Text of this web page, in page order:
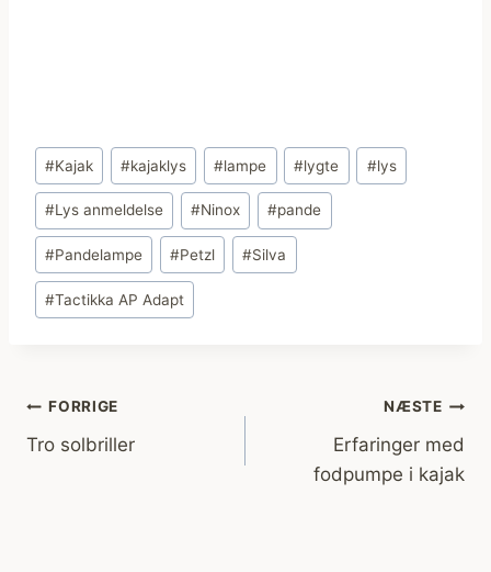
Indlæg-
tags:
#Kajak #kajaklys #lampe #lygte #lys
#Lys anmeldelse #Ninox #pande
#Pandelampe #Petzl #Silva
#Tactikka AP Adapt
Indlægsnavigation
FORRIGE
Tro solbriller
NÆSTE
Erfaringer med
fodpumpe i kajak